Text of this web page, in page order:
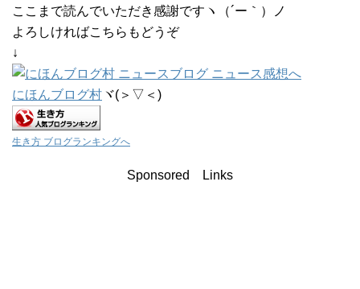
ここまで読んでいただき感謝ですヽ（´ー｀）ノ
よろしければこちらもどうぞ
↓
にほんブログ村 ヾ(＞▽＜)
生き方 ブログランキングへ
Sponsored Links